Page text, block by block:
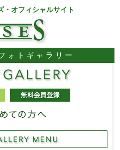
・オフィシャルサイト
ォトギャラリー